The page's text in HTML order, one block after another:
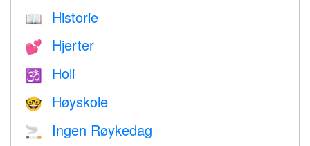
📖 Historie
💕 Hjerter
🕉 Holi
🤓 Høyskole
🚬 Ingen Røykedag